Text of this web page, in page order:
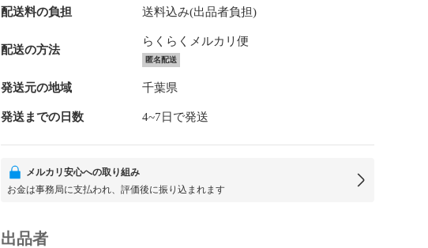
配送料の負担 送料込み(出品者負担)
配送の方法
らくらくメルカリ便
匿名配送
発送元の地域 千葉県
発送までの日数 4~7日で発送
メルカリ安心への取り組み
お金は事務局に支払われ、評価後に振り込まれます
出品者